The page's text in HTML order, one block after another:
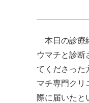
本日の診療
ウマチと診
てくださった
マチ専門クリ
際に届いたと